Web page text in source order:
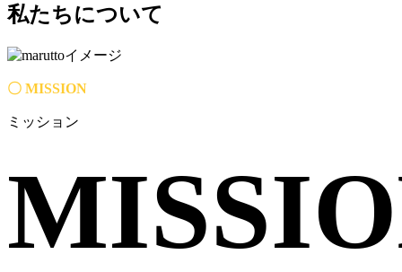
私たちについて
〇 MISSION
ミッション